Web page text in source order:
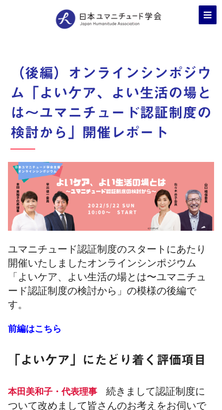
（後編）オンラインシンポジウ
ム「よいケア、よい生活の場と
は〜ユマニチュード認証制度の
検討から」開催レポート
ユマニチュード認証制度のスタートにあたり
開催いたしましたオンラインシンポジウム
「よいケア、よい生活の場とは〜ユマニチュ
ード認証制度の検討から」の模様の後編で
す。
前編はこちら
「よいケア」にたどり着く評価項目
本田美和子・代表理事続きまして認証制度に
ついて改めまして皆さんのお考えをお伺いで